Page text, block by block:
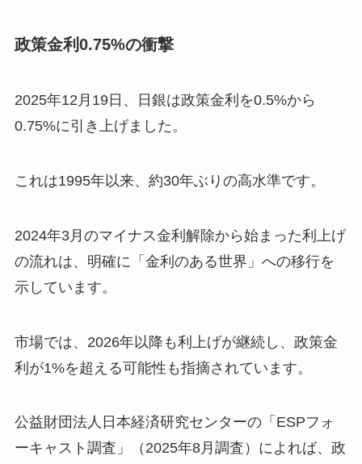
政策金利0.75%の衝撃
2025年12月19日、日銀は政策金利を0.5%から
0.75%に引き上げました。
これは1995年以来、約30年ぶりの高水準です。
2024年3月のマイナス金利解除から始まった利上げ
の流れは、明確に「金利のある世界」への移行を
示しています。
市場では、2026年以降も利上げが継続し、政策金
利が1%を超える可能性も指摘されています。
公益財団法人日本経済研究センターの「ESPフォ
ーキャスト調査」（2025年8月調査）によれば、政